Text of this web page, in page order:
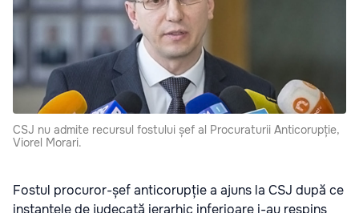
CSJ nu admite recursul fostului șef al Procuraturii Anticorupție,
Viorel Morari.
Fostul procuror-șef anticorupție a ajuns la CSJ după ce
instanțele de judecată ierarhic inferioare i-au respins